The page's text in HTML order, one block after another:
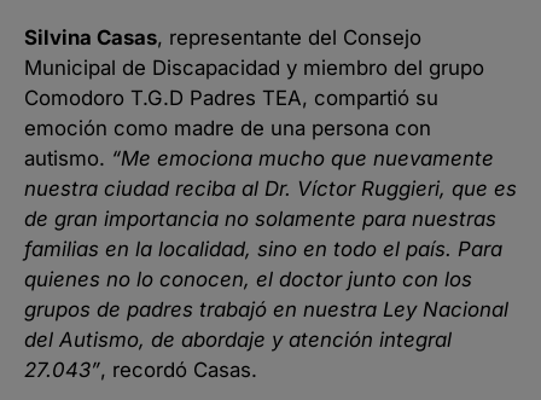
Silvina Casas, representante del Consejo
Municipal de Discapacidad y miembro del grupo
Comodoro T.G.D Padres TEA, compartió su
emoción como madre de una persona con
autismo. “Me emociona mucho que nuevamente
nuestra ciudad reciba al Dr. Víctor Ruggieri, que es
de gran importancia no solamente para nuestras
familias en la localidad, sino en todo el país. Para
quienes no lo conocen, el doctor junto con los
grupos de padres trabajó en nuestra Ley Nacional
del Autismo, de abordaje y atención integral
27.043”, recordó Casas.